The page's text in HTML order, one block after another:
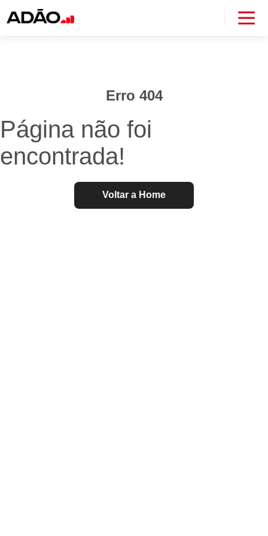
Erro 404
Página não foi
encontrada!
Voltar a Home